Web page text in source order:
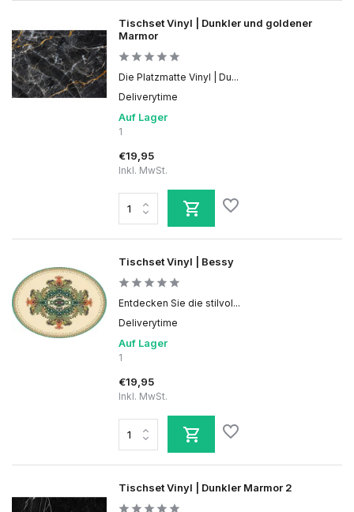
Tischset Vinyl | Dunkler und goldener
Marmor
Die Platzmatte Vinyl | Du...
Deliverytime
Auf Lager
1
€19,95
Inkl. MwSt.
Tischset Vinyl | Bessy
Entdecken Sie die stilvol...
Deliverytime
Auf Lager
1
€19,95
Inkl. MwSt.
Tischset Vinyl | Dunkler Marmor 2